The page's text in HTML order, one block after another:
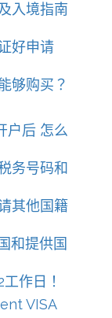
入境指南
好申请
够购买？
户后 怎么
务号码和
其他国籍
和提供国
作日！
VISA